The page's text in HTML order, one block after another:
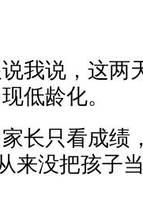
我说，这两
低龄化。
长只看成绩
来没把孩子